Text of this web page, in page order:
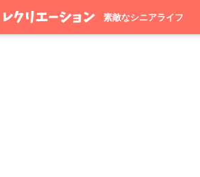
素敵なシニアライフ